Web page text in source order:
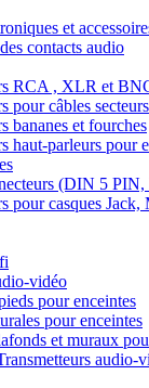
et
contacts audio
RCA , XLR et
pour câbles secteurs
bananes et fourches
haut-parleurs pour
(DIN 5
pour casques
vidéo
pour enceintes
pour enceintes
et muraux
audio-